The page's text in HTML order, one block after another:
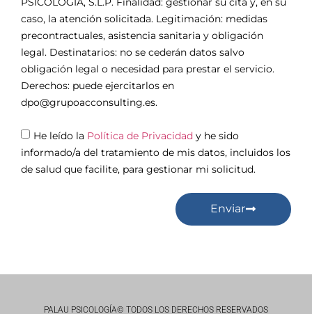
caso, la atención solicitada. Legitimación: medidas
precontractuales, asistencia sanitaria y obligación
legal. Destinatarios: no se cederán datos salvo
obligación legal o necesidad para prestar el servicio.
Derechos: puede ejercitarlos en
dpo@grupoacconsulting.es.
He leído la Política de Privacidad y he sido
informado/a del tratamiento de mis datos, incluidos los
de salud que facilite, para gestionar mi solicitud.
Enviar
PALAU PSICOLOGÍA© TODOS LOS DERECHOS RESERVADOS